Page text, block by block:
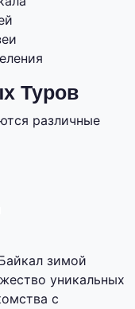
Туров
различные
зимой
уникальных
с